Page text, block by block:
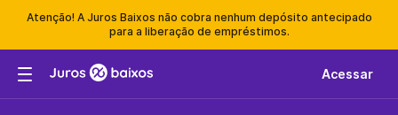
Atenção! A Juros Baixos não cobra nenhum depósito antecipado
para a liberação de empréstimos.
Acessar